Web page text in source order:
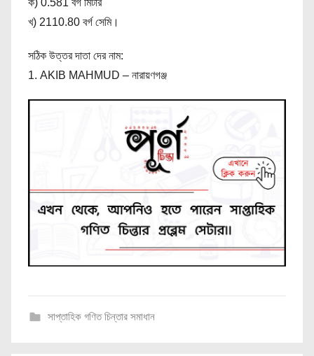
ক) 0.581 বর্গ মিটার
খ) 2110.80 বর্গ সেমি।
সঠিক উত্তর দাতা দের নাম:
1. AKIB MAHMUD – নারায়ণগঞ্জ
সাপ্তাহিক গণিত চিন্তার সমাধান